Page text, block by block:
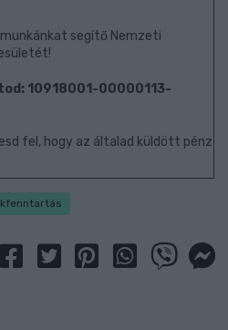
segítő Nemzeti
10918001-00000113-
fel, hogy az általad küldött pénz